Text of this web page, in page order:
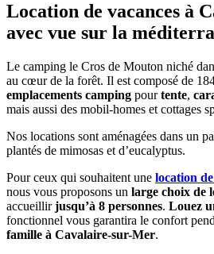
Location de vacances à
avec vue sur la
Le camping le Cros de Mouton niché
au cœur de la forêt. Il est composé de
emplacements camping pourtente,
mais aussi des mobil-homes et cottages
Nos locations sont aménagées dans un
plantés de mimosas et d’eucalyptus.
Pour ceux qui souhaitent une location
nous vous proposons un large choix de
accueillirjusqu’à 8 personnes. Louez
fonctionnel vous garantira le confort
famille à Cavalaire-sur-Mer.